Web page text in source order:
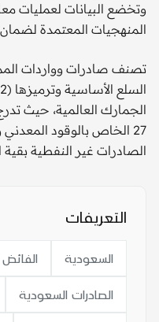
وتخضع البيانات لعمليات
المنهجيات المعتمدة
تصنف صادرات وواردات
الجمارك العالمية، حيث
27 الخاص بالوقود
الصادرات غير النفطية بقية
التعريفات
السعودية
الصادرات السعودية